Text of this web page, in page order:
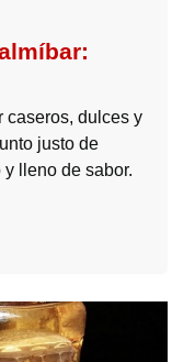
caseros, dulces y
justo de
lleno de sabor.